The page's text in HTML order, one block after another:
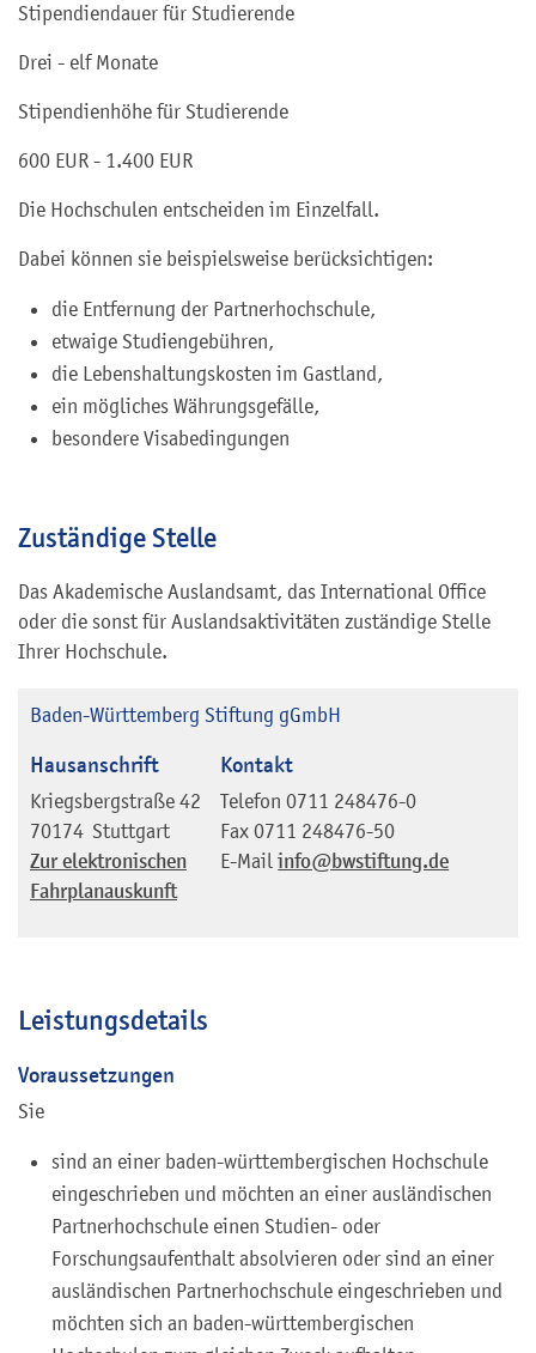
Stipendiendauer für Studierende
Drei - elf Monate
Stipendienhöhe für Studierende
600 EUR - 1.400 EUR
Die Hochschulen entscheiden im Einzelfall.
Dabei können sie beispielsweise berücksichtigen:
die Entfernung der Partnerhochschule,
etwaige Studiengebühren,
die Lebenshaltungskosten im Gastland,
ein mögliches Währungsgefälle,
besondere Visabedingungen
Zuständige Stelle
Das Akademische Auslandsamt, das International Office
oder die sonst für Auslandsaktivitäten zuständige Stelle
Ihrer Hochschule.
Baden-Württemberg Stiftung gGmbH
Hausanschrift
Kriegsbergstraße 42
70174 Stuttgart
Zur elektronischen
Fahrplanauskunft
Kontakt
Telefon 0711 248476-0
Fax 0711 248476-50
E-Mail info@bwstiftung.de
Leistungsdetails
Voraussetzungen
Sie
sind an einer baden-württembergischen Hochschule
eingeschrieben und möchten an einer ausländischen
Partnerhochschule einen Studien- oder
Forschungsaufenthalt absolvieren oder sind an einer
ausländischen Partnerhochschule eingeschrieben und
möchten sich an baden-württembergischen